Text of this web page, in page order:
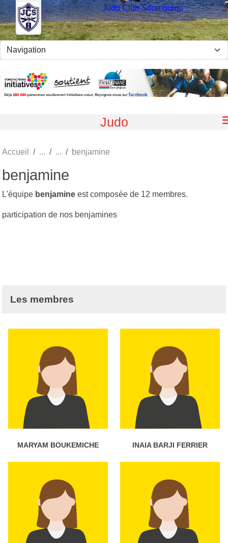
Judo Club Soumoulou
Judo
Accueil benjamine
benjamine
L'équipe benjamine est composée de 12 membres.
participation de nos benjamines
Les membres
MARYAM BOUKEMICHE INAIA BARJI FERRIER
Panneau de gestion des cookies